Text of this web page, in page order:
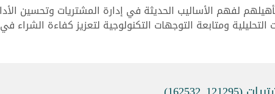
لفهم الأساليب الحديثة في إدارة المشتريات وتحسين
ومتابعة التوجهات التكنولوجية لتعزيز كفاءة الشراء في